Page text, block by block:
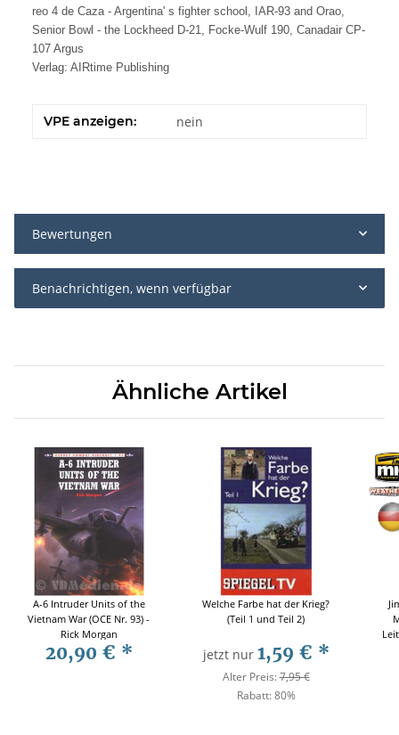
reo 4 de Caza - Argentina' s fighter school, IAR-93 and Orao,
Senior Bowl - the Lockheed D-21, Focke-Wulf 190, Canadair CP-
107 Argus
Verlag: AIRtime Publishing
VPE anzeigen: nein
Bewertungen
Benachrichtigen, wenn verfügbar
Ähnliche Artikel
A-6 Intruder Units of the
Vietnam War (OCE Nr. 93) -
Rick Morgan
20,90 € *
Welche Farbe hat der Krieg?
(Teil 1 und Teil 2)
jetzt nur 1,59 € *
Alter Preis:7,95 €
Rabatt:80%